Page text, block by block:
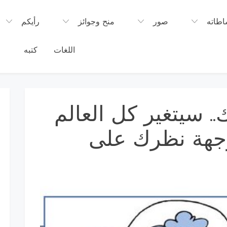
رأيكم منح وجوائز صور
كتبه اللغات
سيتغير كل العالم
نظرك على